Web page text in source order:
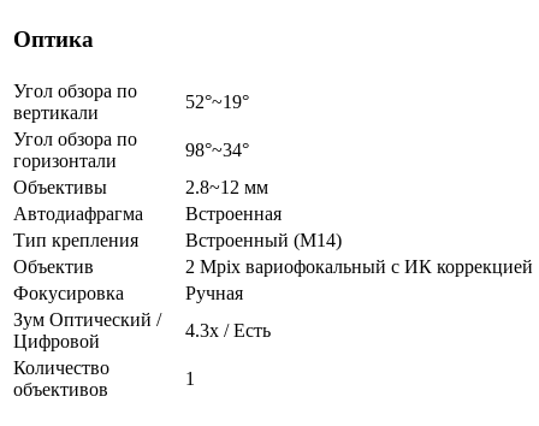
Оптика
Угол обзора по
вертикали
52°~19°
Угол обзора по
горизонтали
98°~34°
Объективы
2.8~12 мм
Автодиафрагма
Встроенная
Тип крепления
Встроенный (М14)
Объектив
2 Mpix вариофокальный c ИК коррекцией
Фокусировка
Ручная
Зум Оптический /
Цифровой
4.3х / Есть
Количество
объективов
1